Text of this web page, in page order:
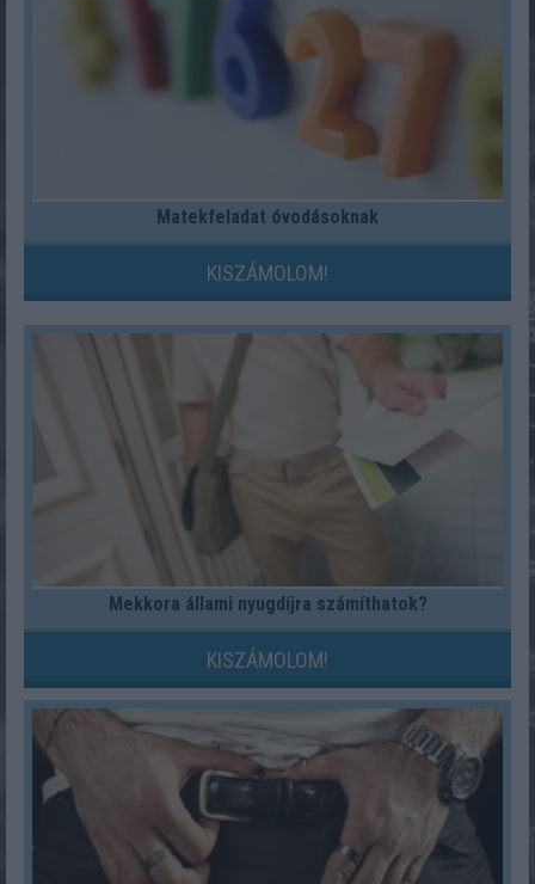
Matekfeladat óvodásoknak
KISZÁMOLOM!
Mekkora állami nyugdíjra számíthatok?
KISZÁMOLOM!